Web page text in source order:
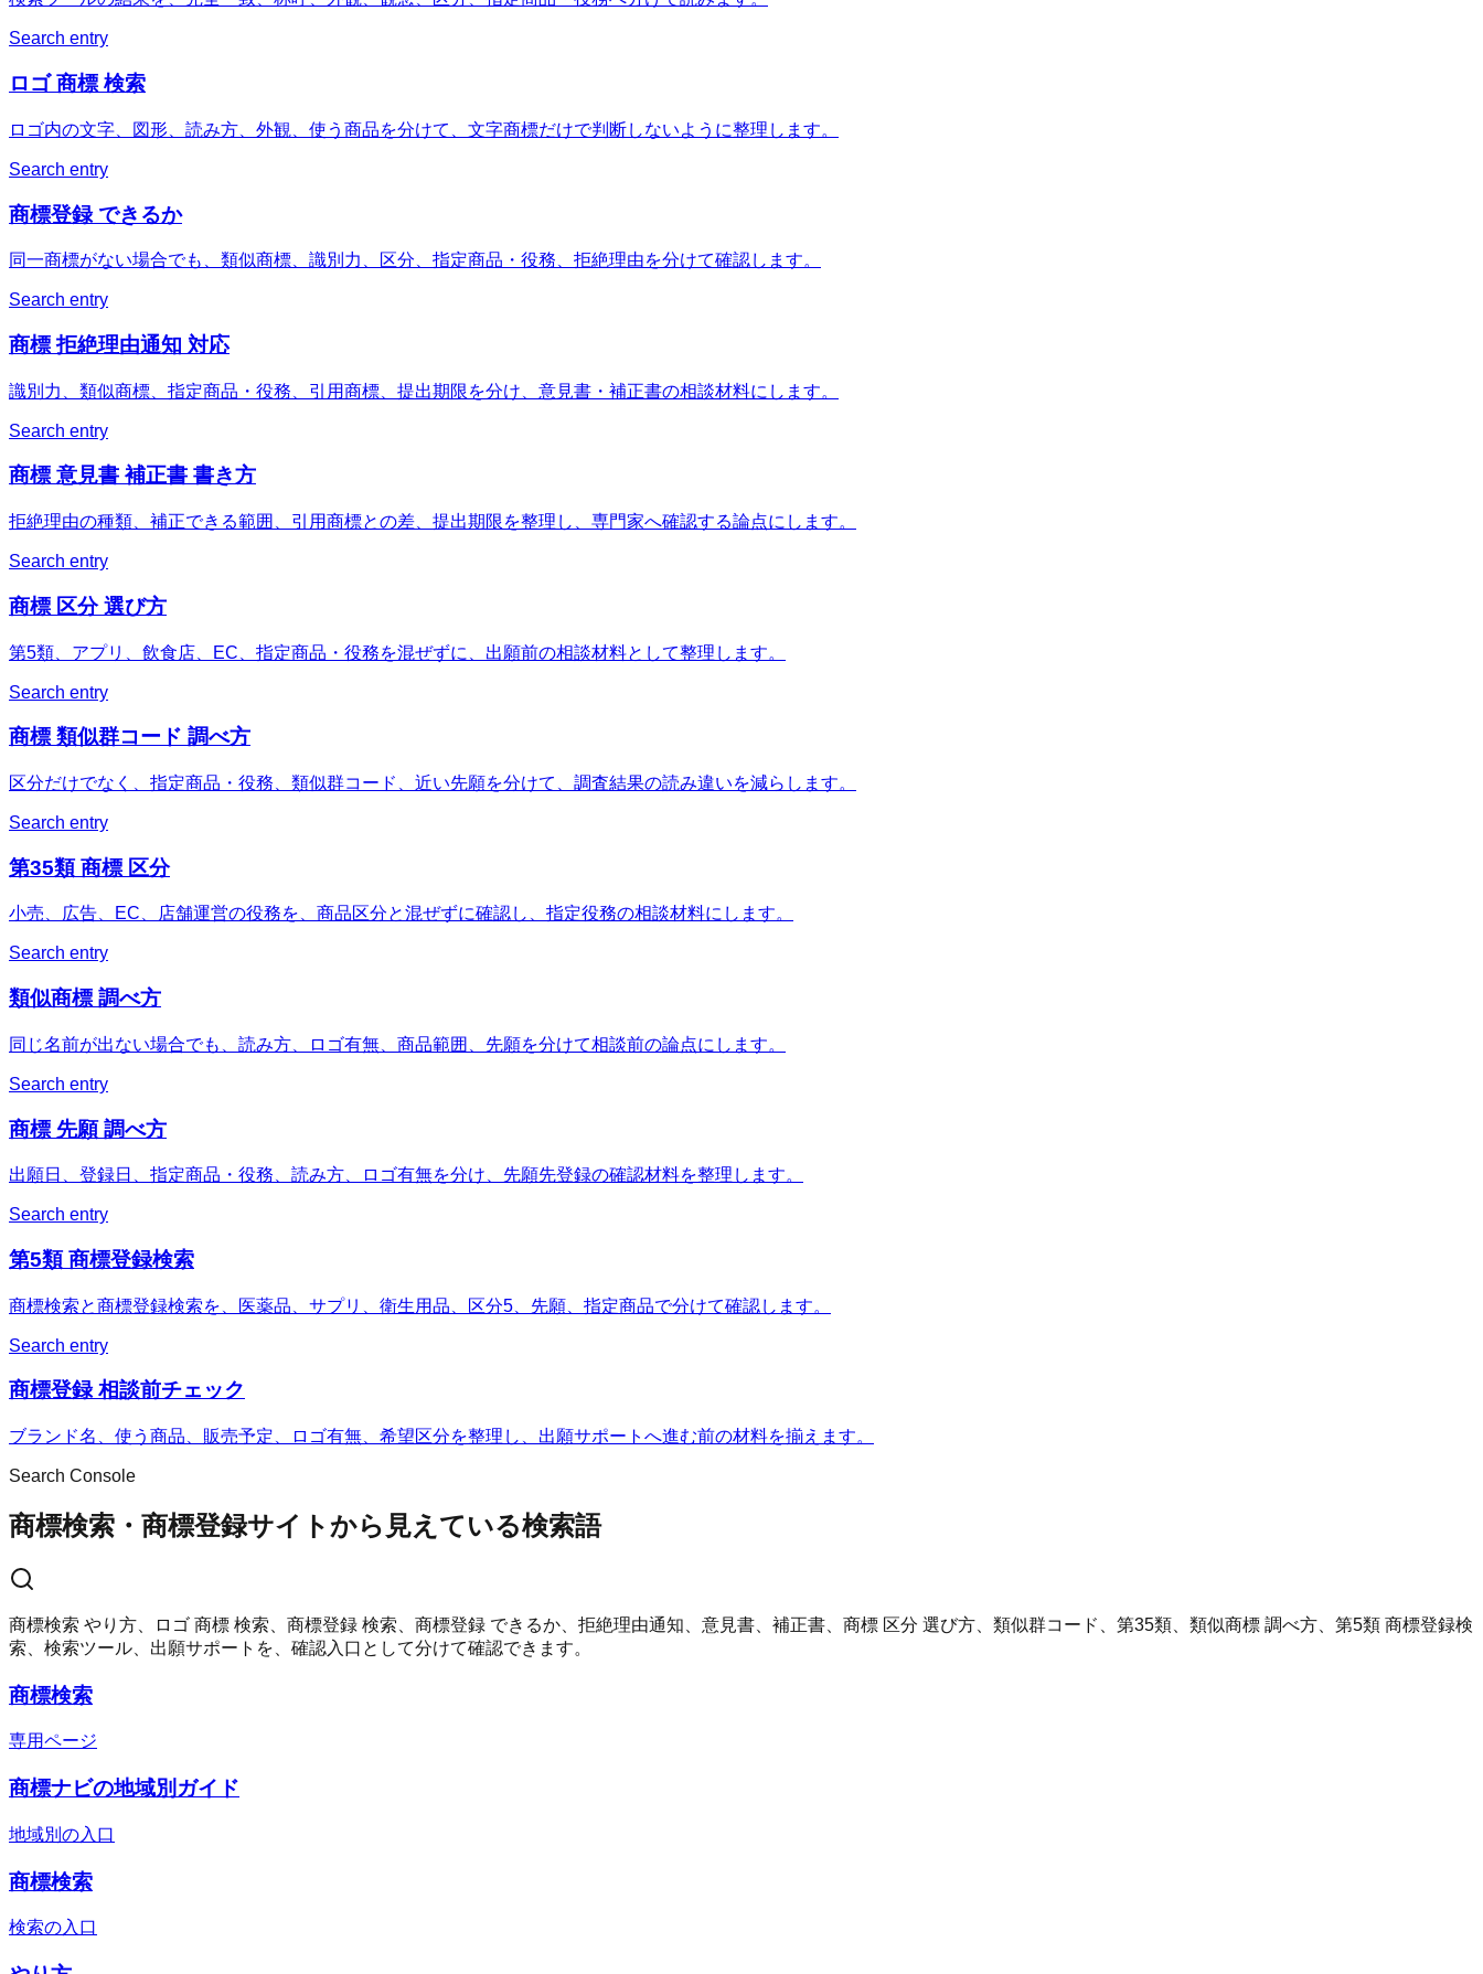
Search entry
ロゴ 商標 検索
ロゴ内の文字、図形、読み方、外観、使う商品を分けて、文字商標だけで判断しないように整理します。
Search entry
商標登録 できるか
同一商標がない場合でも、類似商標、識別力、区分、指定商品・役務、拒絶理由を分けて確認します。
Search entry
商標 拒絶理由通知 対応
識別力、類似商標、指定商品・役務、引用商標、提出期限を分け、意見書・補正書の相談材料にします。
Search entry
商標 意見書 補正書 書き方
拒絶理由の種類、補正できる範囲、引用商標との差、提出期限を整理し、専門家へ確認する論点にします。
Search entry
商標 区分 選び方
第5類、アプリ、飲食店、EC、指定商品・役務を混ぜずに、出願前の相談材料として整理します。
Search entry
商標 類似群コード 調べ方
区分だけでなく、指定商品・役務、類似群コード、近い先願を分けて、調査結果の読み違いを減らします。
Search entry
第35類 商標 区分
小売、広告、EC、店舗運営の役務を、商品区分と混ぜずに確認し、指定役務の相談材料にします。
Search entry
類似商標 調べ方
同じ名前が出ない場合でも、読み方、ロゴ有無、商品範囲、先願を分けて相談前の論点にします。
Search entry
商標 先願 調べ方
出願日、登録日、指定商品・役務、読み方、ロゴ有無を分け、先願先登録の確認材料を整理します。
Search entry
第5類 商標登録検索
商標検索と商標登録検索を、医薬品、サプリ、衛生用品、区分5、先願、指定商品で分けて確認します。
Search entry
商標登録 相談前チェック
ブランド名、使う商品、販売予定、ロゴ有無、希望区分を整理し、出願サポートへ進む前の材料を揃えます。
Search Console
商標検索・商標登録サイトから見えている検索語
商標検索 やり方、ロゴ 商標 検索、商標登録 検索、商標登録 できるか、拒絶理由通知、意見書、補正書、商標 区分 選び方、類似群コード、第35類、類似商標 調べ方、第5類 商標登録検
索、検索ツール、出願サポートを、確認入口として分けて確認できます。
商標検索
専用ページ
商標ナビの地域別ガイド
地域別の入口
商標検索
検索の入口